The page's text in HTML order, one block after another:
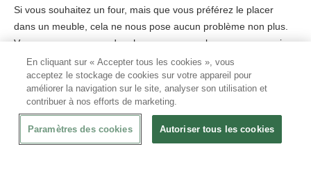
Si vous souhaitez un four, mais que vous préférez le placer
dans un meuble, cela ne nous pose aucun problème non plus.
Vous pouvez commander chez nous un socle sur mesure qui
répond à toutes les exigences pour y placer le four. Pour plus
d'informations, veuillez contacter notre service clientèle.
Quels sont les fourneaux les plus adaptés ?
Le choix de la cuisinière, à gaz ou électrique, avec ou sans
En cliquant sur « Accepter tous les cookies », vous
acceptez le stockage de cookies sur votre appareil pour
améliorer la navigation sur le site, analyser son utilisation et
contribuer à nos efforts de marketing.
Paramètres des cookies Autoriser tous les cookies